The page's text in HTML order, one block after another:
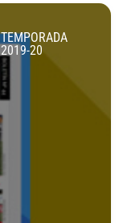
TEMPORADA
2019-20